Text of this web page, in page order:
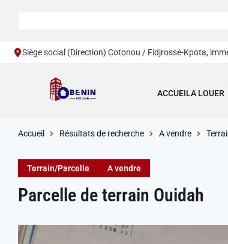
Siège social (Direction) Cotonou / Fidjrossè-Kpota,
ACCUEILA LOUER
Accueil Résultats de recherche A vendre
Terrain/Parcelle A vendre
Parcelle de terrain Ouidah